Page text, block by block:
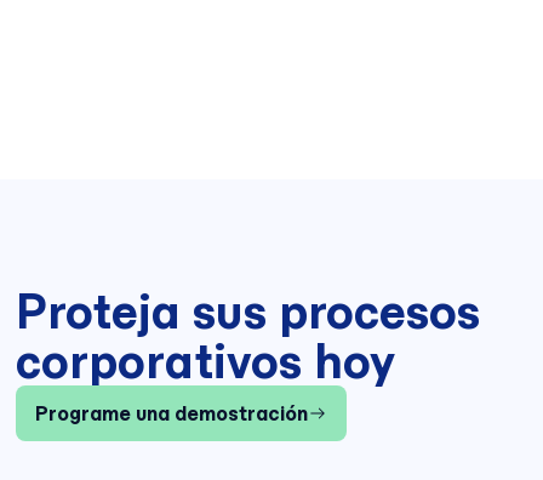
Proteja sus procesos
corporativos hoy
Programe una demostración